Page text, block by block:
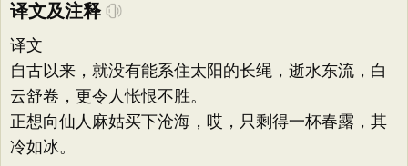
译文及注释
译文
自古以来，就没有能系住太阳的长绳，逝水东流，白
云舒卷，更令人怅恨不胜。
正想向仙人麻姑买下沧海，哎，只剩得一杯春露，其
冷如冰。